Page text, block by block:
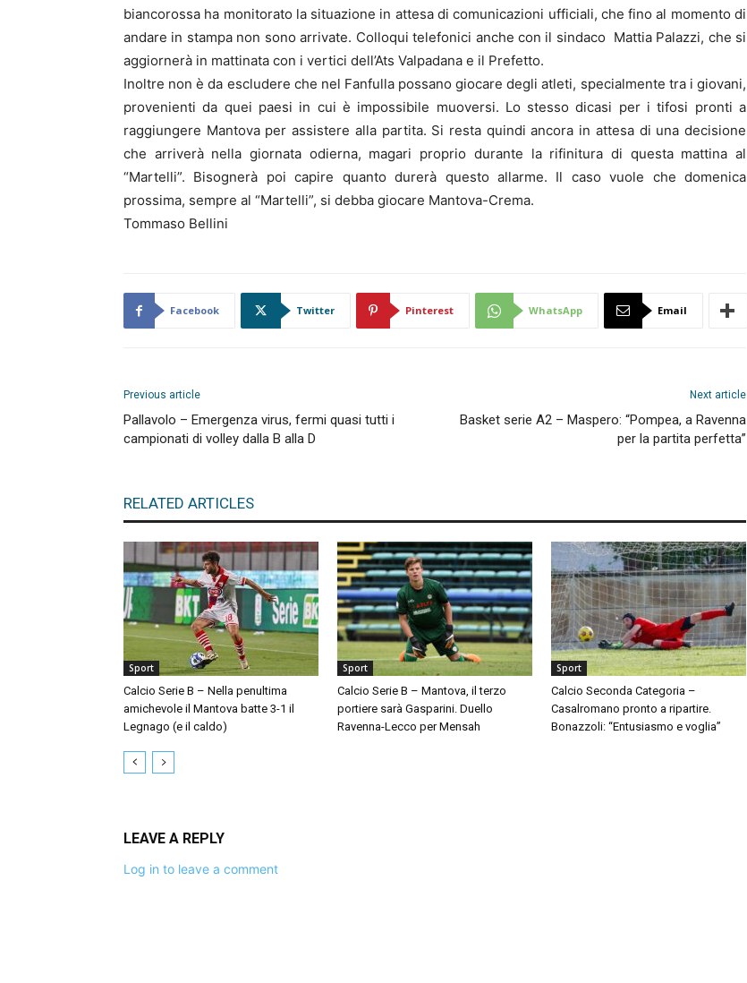
biancorossa ha monitorato la situazione in attesa di comunicazioni ufficiali, che fino al momento di
andare in stampa non sono arrivate. Colloqui telefonici anche con il sindaco Mattia Palazzi, che si
aggiornerà in mattinata con i vertici dell’Ats Valpadana e il Prefetto.
Inoltre non è da escludere che nel Fanfulla possano giocare degli atleti, specialmente tra i giovani,
provenienti da quei paesi in cui è impossibile muoversi. Lo stesso dicasi per i tifosi pronti a
raggiungere Mantova per assistere alla partita. Si resta quindi ancora in attesa di una decisione
che arriverà nella giornata odierna, magari proprio durante la rifinitura di questa mattina al
“Martelli”. Bisognerà poi capire quanto durerà questo allarme. Il caso vuole che domenica
prossima, sempre al “Martelli”, si debba giocare Mantova-Crema.
Tommaso Bellini
Facebook Twitter Pinterest WhatsApp Email
Previous article
Pallavolo – Emergenza virus, fermi quasi tutti i
campionati di volley dalla B alla D
Next article
Basket serie A2 – Maspero: “Pompea, a Ravenna
per la partita perfetta”
RELATED ARTICLES
Sport
Calcio Serie B – Nella penultima
amichevole il Mantova batte 3-1 il
Legnago (e il caldo)
Sport
Calcio Serie B – Mantova, il terzo
portiere sarà Gasparini. Duello
Ravenna-Lecco per Mensah
Sport
Calcio Seconda Categoria –
Casalromano pronto a ripartire.
Bonazzoli: “Entusiasmo e voglia”
LEAVE A REPLY
Log in to leave a comment